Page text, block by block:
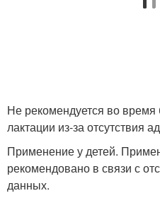
Не рекомендуется во
лактации из-за отсутствия
Применение у детей.
рекомендовано в связи с
данных.